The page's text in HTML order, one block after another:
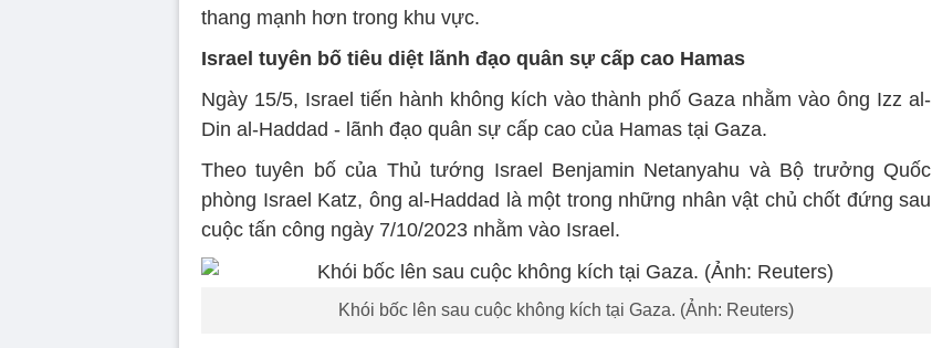
thang mạnh hơn trong khu vực.
Israel tuyên bố tiêu diệt lãnh đạo quân sự cấp cao Hamas
Ngày 15/5, Israel tiến hành không kích vào thành phố Gaza nhằm vào ông Izz al-
Din al-Haddad - lãnh đạo quân sự cấp cao của Hamas tại Gaza.
Theo tuyên bố của Thủ tướng Israel Benjamin Netanyahu và Bộ trưởng Quốc
phòng Israel Katz, ông al-Haddad là một trong những nhân vật chủ chốt đứng sau
cuộc tấn công ngày 7/10/2023 nhằm vào Israel.
Khói bốc lên sau cuộc không kích tại Gaza. (Ảnh: Reuters)